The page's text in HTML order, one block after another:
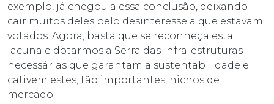
exemplo, já chegou a essa conclusão, deixando
cair muitos deles pelo desinteresse a que estavam
votados. Agora, basta que se reconheça esta
lacuna e dotarmos a Serra das infra-estruturas
necessárias que garantam a sustentabilidade e
cativem estes, tão importantes, nichos de
mercado.